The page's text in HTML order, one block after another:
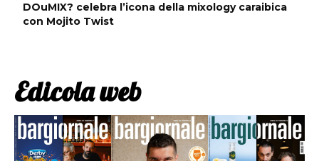
DOuMIX? celebra l’icona della mixology caraibica
con Mojito Twist
Edicola web